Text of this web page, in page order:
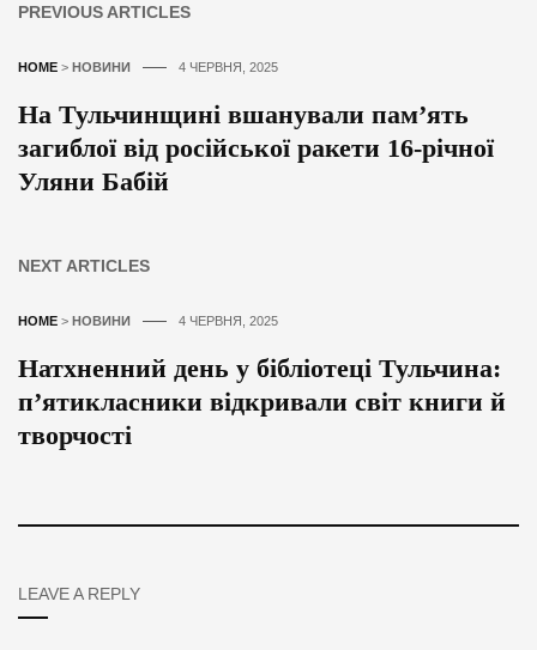
PREVIOUS ARTICLES
HOME > НОВИНИ 4 ЧЕРВНЯ, 2025
На Тульчинщині вшанували пам’ять
загиблої від російської ракети 16-річної
Уляни Бабій
NEXT ARTICLES
HOME > НОВИНИ 4 ЧЕРВНЯ, 2025
Натхненний день у бібліотеці Тульчина:
п’ятикласники відкривали світ книги й
творчості
LEAVE A REPLY